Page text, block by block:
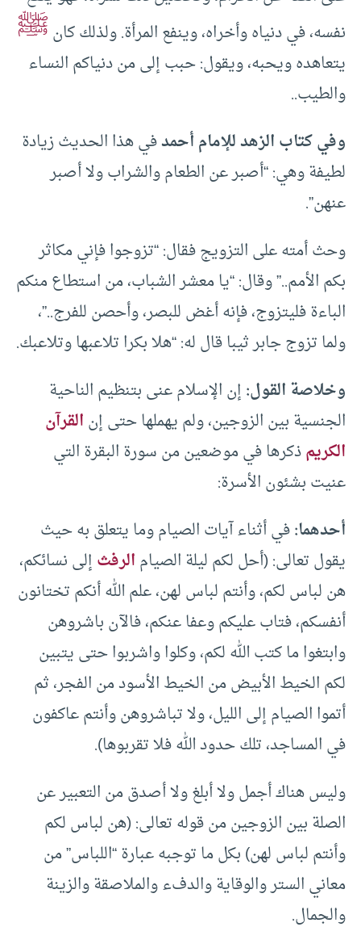
نفسه، في دنياه وأخراه، وينفع المرأة. ولذلك كانﷺ
يتعاهده ويحبه، ويقول: حبب إلى من دنياكم النساء
والطيب..
وفي كتاب الزهد للإمام أحمدفي هذا الحديث زيادة
لطيفة وهي: “أصبر عن الطعام والشراب ولا أصبر
عنهن”.
وحث أمته على التزويج فقال: “تزوجوا فإني مكاثر
بكم الأمم..” وقال: “يا معشر الشباب، من استطاع منكم
الباءة فليتزوج، فإنه أغض للبصر، وأحصن للفرج..”،
ولما تزوج جابر ثيبا قال له: “هلا بكرا تلاعبها وتلاعبك.
وخلاصة القول:إن الإسلام عنى بتنظيم الناحية
الجنسية بين الزوجين، ولم يهملها حتى إنالقرآن
الكريمذكرها في موضعين من سورة البقرة التي
عنيت بشئون الأسرة:
أحدهما:في أثناء آيات الصيام وما يتعلق به حيث
يقول تعالى: (أحل لكم ليلة الصيامالرفثإلى نسائكم،
هن لباس لكم، وأنتم لباس لهن، علم الله أنكم تختانون
أنفسكم، فتاب عليكم وعفا عنكم، فالآن باشروهن
وابتغوا ما كتب الله لكم، وكلوا واشربوا حتى يتبين
لكم الخيط الأبيض من الخيط الأسود من الفجر، ثم
أتموا الصيام إلى الليل، ولا تباشروهن وأنتم عاكفون
في المساجد، تلك حدود الله فلا تقربوها).
وليس هناك أجمل ولا أبلغ ولا أصدق من التعبير عن
الصلة بين الزوجين من قوله تعالى: (هن لباس لكم
وأنتم لباس لهن) بكل ما توجبه عبارة “اللباس” من
معاني الستر والوقاية والدفء والملاصقة والزينة
والجمال.